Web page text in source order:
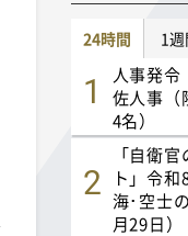
24時間 1
人事発
佐人事（
4名）
「自衛
ト」令
海･空士
月29日）